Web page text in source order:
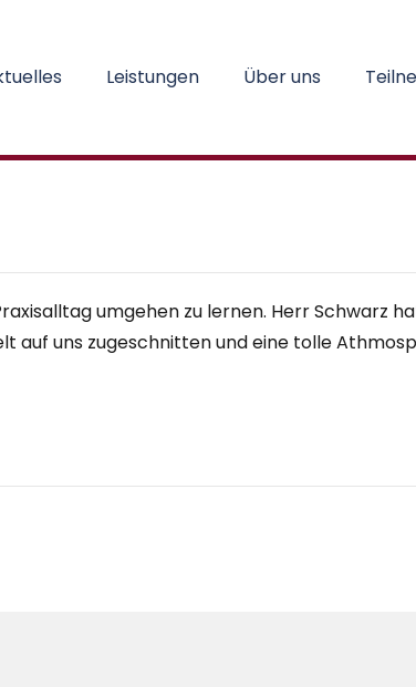
Leistungen Über uns
umgehen zu lernen. Herr Schwarz
auf uns zugeschnitten und eine tolle